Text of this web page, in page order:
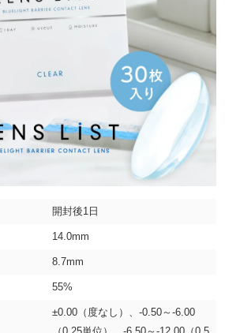
開封後1日
14.0mm
8.7mm
55%
±0.00（度なし）、-0.50～-6.00
（0.25単位）、-6.50～-12.00（0.5